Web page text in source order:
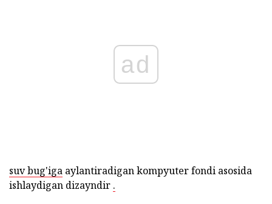
ad
suv bug'iga aylantiradigan kompyuter fondi asosida
ishlaydigan dizayndir .